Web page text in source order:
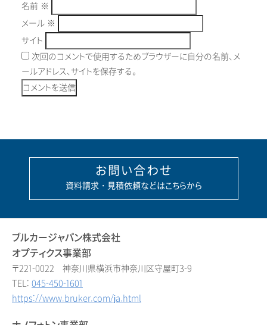
名前 ※
メール ※
サイト
次回のコメントで使用するためブラウザーに自分の名前、メ
ールアドレス、サイトを保存する。
お問い合わせ
資料請求・見積依頼などはこちらから
ブルカージャパン株式会社
オプティクス事業部
〒221-0022 神奈川県横浜市神奈川区守屋町3-9
TEL: 045-450-1601
https://www.bruker.com/ja.html